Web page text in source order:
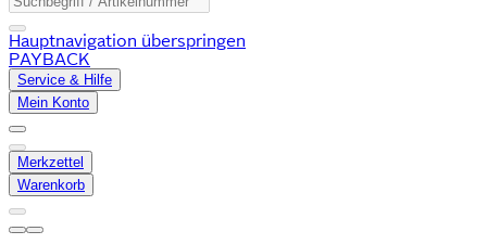
Hauptnavigation überspringen
PAYBACK
Service & Hilfe
Mein Konto
Merkzettel
Warenkorb